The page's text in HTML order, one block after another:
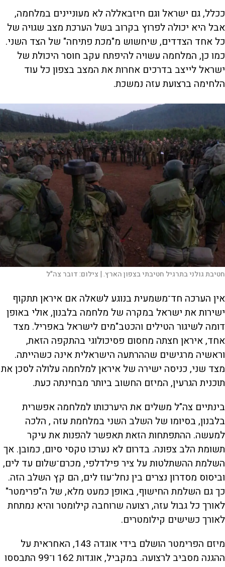
ככלל, גם ישראל וגם חיזבאללה לא מעוניינים במלחמה,
אבל היא יכולה לפרוץ בקרוב בשל הערכת מצב שגויה של
כל אחד הצדדים, שיחשוש מ"מכת פתיחה" של הצד השני.
כמו כן, המלחמה עשויה להיפתח עקב חוסר היכולת של
ישראל לייצב בדרכים אחרות את המצב בצפון כל עוד
הלחימה ברצועת עזה נמשכת.
חטיבת גולני בתרגיל חטיבתי בצפון הארץ. | צילום:דובר צה"ל
אין הערכה חד־משמעית בנוגע לשאלה אם איראן תתקוף
ישירות את ישראל במקרה של מלחמה בלבנון, אולי באופן
דומה לשיגור הטילים והכטב"מים לישראל באפריל. מצד
אחד, איראן חצתה מחסום פסיכולוגי בהתקפה הזאת,
וראשיה מרגישים שההרתעה הישראלית אינה כשהייתה.
מצד שני, כניסה ישירה של איראן למלחמה עלולה לסכן את
תוכנית הגרעין, המיזם החשוב ביותר מבחינתה כעת.
בינתיים צה"ל משלים את היערכותו למלחמה אפשרית
בלבנון, בסיומו של השלב השני במלחמת עזה , הלכה
למעשה. ההתפתחות הזאת תאפשר להפנות את עיקר
תשומת הלב צפונה. בדרום לא נערכו טקסי סיום, כמובן. אך
השלמת ההשתלטות על ציר פילדלפי, מכרם־שלום עד לים,
וביסוס מסדרון נצרים בין נחל־עוז לים, הם קץ השלב הזה.
כך גם השלמת החישוף, באופן כמעט מלא, של ה"פרימטר"
לאורך כל גבול עזה, רצועה שרוחבה קילומטר והיא נמתחת
לאורך כשישים קילומטרים.
מיזם הפרימטר הושלם בידי אוגדה 143, האחראית על
ההגנה מסביב לרצועה. במקביל, אוגדות 162 ו־99 התבססו